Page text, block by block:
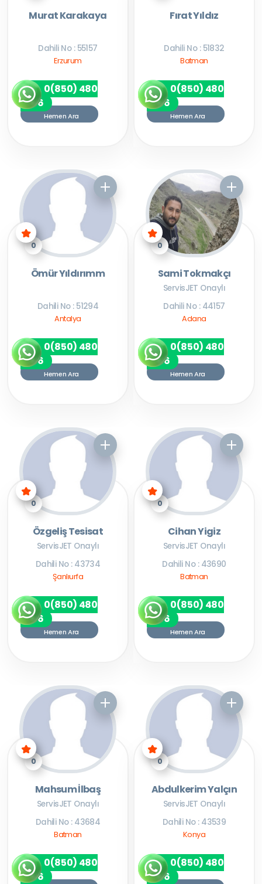
Murat Karakaya
Dahili No : 55157
Erzurum
0(850) 480
7256
Hemen Ara
Fırat Yıldız
Dahili No : 51832
Batman
0(850) 480
7256
Hemen Ara
0
Ömür Yıldırımm
Dahili No : 51294
Antalya
0(850) 480
7256
Hemen Ara
0
Sami Tokmakçı
ServisJET Onaylı
Dahili No : 44157
Adana
0(850) 480
7256
Hemen Ara
0
Özgeliş Tesisat
ServisJET Onaylı
Dahili No : 43734
Şanlıurfa
0(850) 480
7256
Hemen Ara
0
Cihan Yigiz
ServisJET Onaylı
Dahili No : 43690
Batman
0(850) 480
7256
Hemen Ara
0
Mahsum İlbaş
ServisJET Onaylı
Dahili No : 43684
Batman
0(850) 480
7256
0
Abdulkerim Yalçın
ServisJET Onaylı
Dahili No : 43539
Konya
0(850) 480
7256